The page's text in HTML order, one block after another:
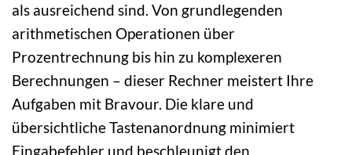
als ausreichend sind. Von grundlegenden
arithmetischen Operationen über
Prozentrechnung bis hin zu komplexeren
Berechnungen – dieser Rechner meistert Ihre
Aufgaben mit Bravour. Die klare und
übersichtliche Tastenanordnung minimiert
Eingabefehler und beschleunigt den